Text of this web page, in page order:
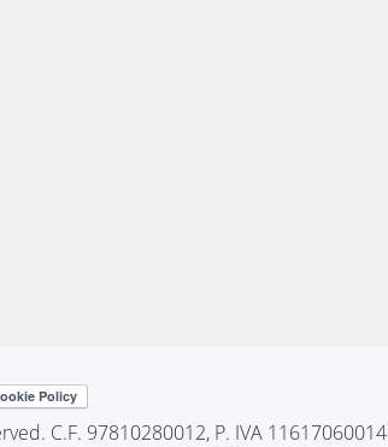
C.F. 97810280012, P. IVA 11617060014